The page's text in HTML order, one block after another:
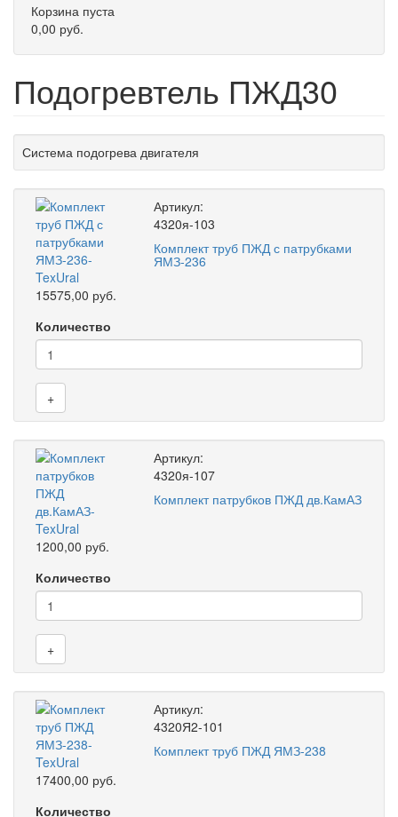
Корзина пуста
0,00 руб.
Подогревтель ПЖД30
Система подогрева двигателя
Артикул:
4320я-103
Комплект труб ПЖД с патрубками
ЯМЗ-236
15575,00 руб.
Количество
+
Артикул:
4320я-107
Комплект патрубков ПЖД дв.КамАЗ
1200,00 руб.
Количество
+
Артикул:
4320Я2-101
Комплект труб ПЖД ЯМЗ-238
17400,00 руб.
Количество